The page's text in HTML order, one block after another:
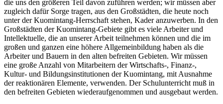
die uns den größeren Teil davon zuführen werden; wir müssen aber
zugleich dafür Sorge tragen, aus den Großstädten, die heute noch
unter der Kuomintang-Herrschaft stehen, Kader anzuwerben. In den
Großstädten der Kuomintang-Gebiete gibt es viele Arbeiter und
Intellektuelle, die an unserer Arbeit teilnehmen können und die im
großen und ganzen eine höhere Allgemeinbildung haben als die
Arbeiter und Bauern in den alten befreiten Gebieten. Wir müssen
eine große Anzahl von Mitarbeitern der Wirtschafts-, Finanz-,
Kultur- und Bildungsinstitutionen der Kuomintang, mit Ausnahme
der reaktionären Elemente, verwenden. Der Schulunterricht muß in
den befreiten Gebieten wiederaufgenommen und ausgebaut werden.